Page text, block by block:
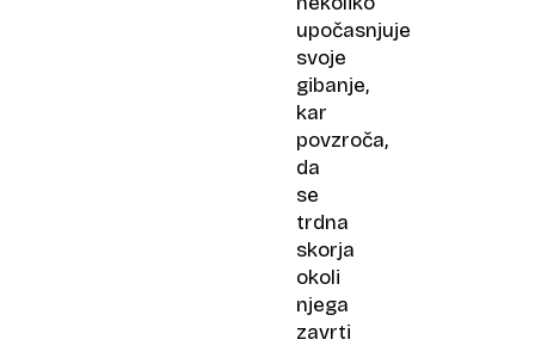
upočasnjuje
svoje
gibanje,
kar
povzroča,
da
se
trdna
skorja
okoli
njega
zavrti